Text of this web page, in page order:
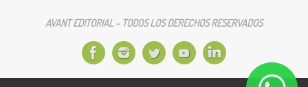
AVANT EDITORIAL - TODOS LOS DERECHOS RESERVADOS